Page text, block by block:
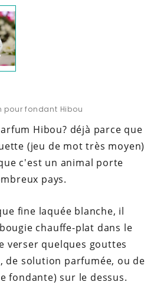
pour fondant Hibou
Hibou? déjà parce que
(jeu de mot très moyen)
c'est un animal porte
pays.
fine laquée blanche, il
chauffe-plat dans le
verser quelques gouttes
de solution parfumée, ou de
fondante) sur le dessus.